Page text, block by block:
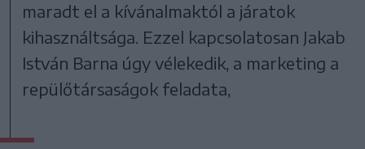
maradt el a kívánalmaktól a járatok
kihasználtsága. Ezzel kapcsolatosan Jakab
István Barna úgy vélekedik, a marketing a
repülőtársaságok feladata,